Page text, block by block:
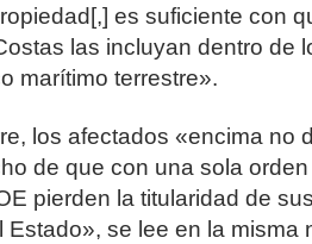
es suficiente con
las incluyan dentro de
marítimo terrestre».
los afectados «encima no
de que con una sola orden
pierden la titularidad de
Estado», se lee en la misma